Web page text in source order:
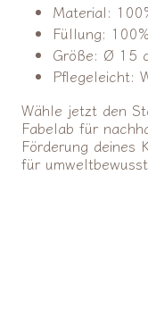
Material:
Füllung:
Größe: Ø 15
Pflegeleicht:
Wähle jetzt den
Fabelab für
Förderung deines
für